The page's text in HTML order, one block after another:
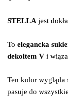
STELLA jest
To elegancka
dekoltem V i
Ten kolor wygląda
pasuje do